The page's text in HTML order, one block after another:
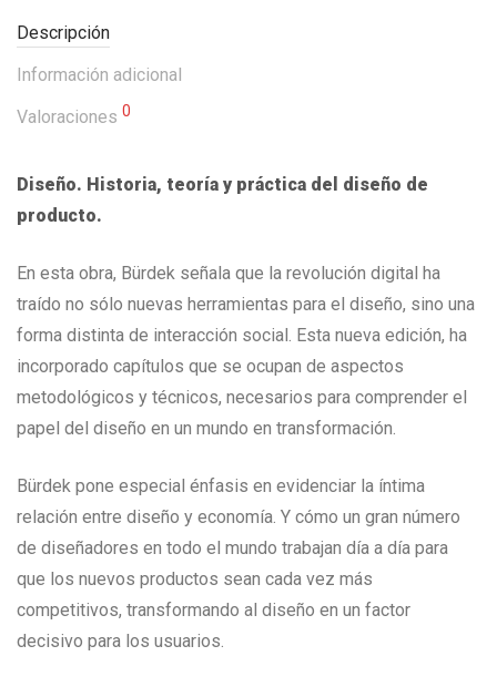
Descripción
Información adicional
Valoraciones 0
Diseño. Historia, teoría y práctica del diseño de
producto.
En esta obra, Bürdek señala que la revolución digital ha
traído no sólo nuevas herramientas para el diseño, sino una
forma distinta de interacción social. Esta nueva edición, ha
incorporado capítulos que se ocupan de aspectos
metodológicos y técnicos, necesarios para comprender el
papel del diseño en un mundo en transformación.
Bürdek pone especial énfasis en evidenciar la íntima
relación entre diseño y economía. Y cómo un gran número
de diseñadores en todo el mundo trabajan día a día para
que los nuevos productos sean cada vez más
competitivos, transformando al diseño en un factor
decisivo para los usuarios.